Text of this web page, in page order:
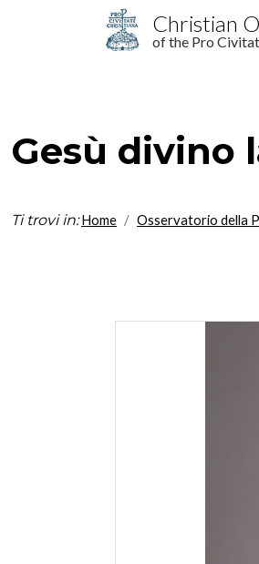
Skip to main content
Christian
of the Pro
Gesù divino
Ti trovi in: Home Osservatorio della